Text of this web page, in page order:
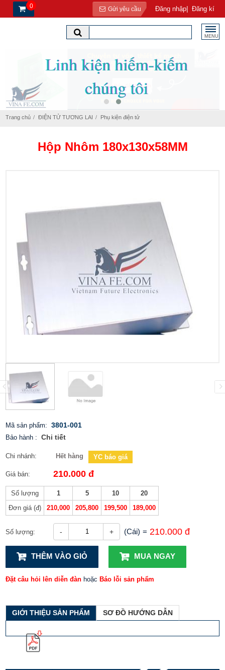
0 Gửi yêu cầu Đăng nhập| Đăng kí
MENU
Trang chủ ĐIỆN TỬ TƯƠNG LAI Phụ kiện điện tử
Hộp Nhôm 180x130x58MM
Mã sản phẩm: 3801-001
Bảo hành : Chi tiết
Chi nhánh: Hết hàng YC báo giá
Giá bán: 210.000 đ
Số lượng
Đơn giá (đ)
1
210,000
5
205,800
10
199,500
20
189,000
Số lượng: - + (Cái) = 210.000 đ
THÊM VÀO GIỎ MUA NGAY
Đặt câu hỏi lên diễn đàn hoặc Báo lỗi sản phẩm
GIỚI THIỆU SẢN PHẨM SƠ ĐỒ HƯỚNG DẪN